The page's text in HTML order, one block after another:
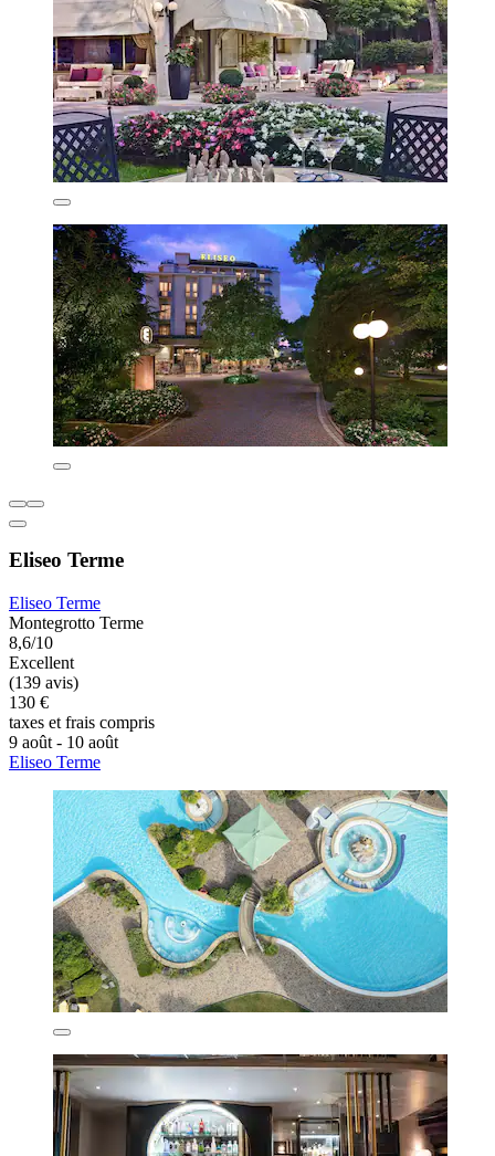
Eliseo Terme
Eliseo Terme
Montegrotto Terme
8,6/10
Excellent
(139 avis)
130 €
taxes et frais compris
9 août - 10 août
Eliseo Terme